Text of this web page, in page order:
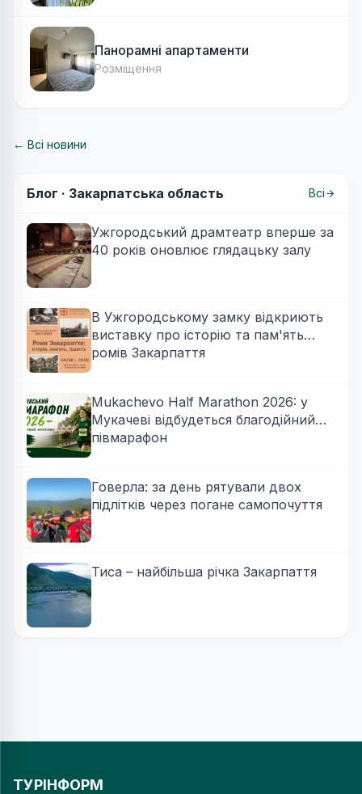
Панорамні апартаменти
Розміщення
← Всі новини
Блог · Закарпатська область Всі
Ужгородський драмтеатр вперше за
40 років оновлює глядацьку залу
В Ужгородському замку відкриють
виставку про історію та пам'ять
ромів Закарпаття
Mukachevo Half Marathon 2026: у
Мукачеві відбудеться благодійний
півмарафон
Говерла: за день рятували двох
підлітків через погане самопочуття
Тиса – найбільша річка Закарпаття
ТУРІНФОРМ